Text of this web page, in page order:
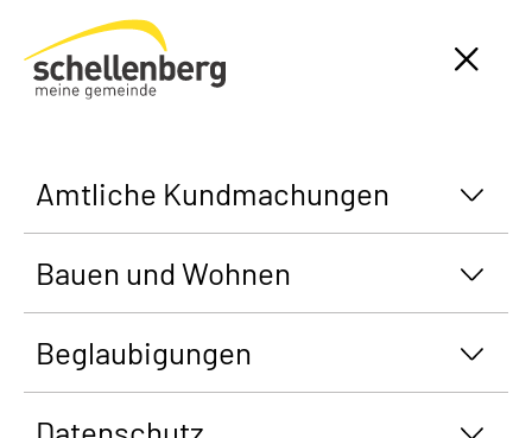
Gemeinde Schellenberg Startseite
Amtliche Kundmachungen
Bauen und Wohnen
Beglaubigungen